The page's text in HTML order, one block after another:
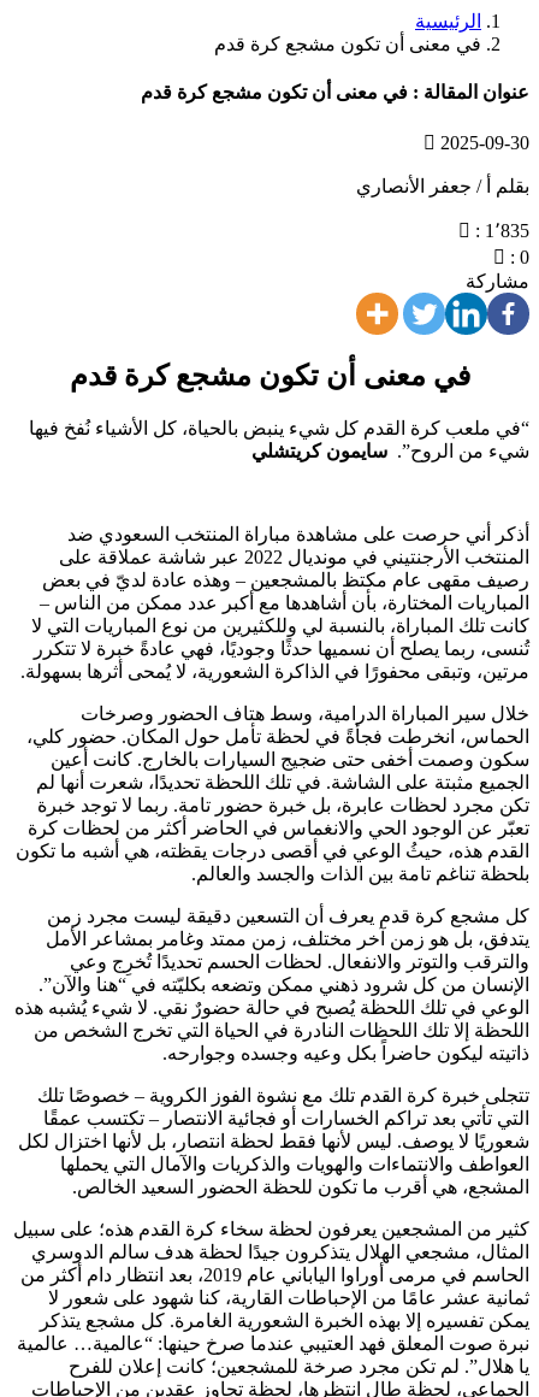
الرئيسية
في معنى أن تكون مشجع كرة قدم
عنوان المقالة : في معنى أن تكون مشجع كرة قدم
2025-09-30
بقلم أ / جعفر الأنصاري
: 1٬835
: 0
مشاركة
في معنى أن تكون مشجع كرة قدم
“في ملعب كرة القدم كل شيء ينبض بالحياة، كل الأشياء نُفخ فيها
شيء من الروح”. سايمون كريتشلي
أذكر أني حرصت على مشاهدة مباراة المنتخب السعودي ضد
المنتخب الأرجنتيني في مونديال 2022 عبر شاشة عملاقة على
رصيف مقهى عام مكتظ بالمشجعين – وهذه عادة لديّ في بعض
المباريات المختارة، بأن أشاهدها مع أكبر عدد ممكن من الناس –
كانت تلك المباراة، بالنسبة لي وللكثيرين من نوع المباريات التي لا
تُنسى، ربما يصلح أن نسميها حدثًا وجوديًا، فهي عادةً خبرة لا تتكرر
مرتين، وتبقى محفورًا في الذاكرة الشعورية، لا يُمحى أثرها بسهولة.
خلال سير المباراة الدرامية، وسط هتاف الحضور وصرخات
الحماس، انخرطت فجأةً في لحظة تأمل حول المكان. حضور كلي،
سكون وصمت أخفى حتى ضجيج السيارات بالخارج. كانت أعين
الجميع مثبتة على الشاشة. في تلك اللحظة تحديدًا، شعرت أنها لم
تكن مجرد لحظات عابرة، بل خبرة حضور تامة. ربما لا توجد خبرة
تعبّر عن الوجود الحي والانغماس في الحاضر أكثر من لحظات كرة
القدم هذه، حيثُ الوعي في أقصى درجات يقظته، هي أشبه ما تكون
بلحظة تناغم تامة بين الذات والجسد والعالم.
كل مشجع كرة قدم يعرف أن التسعين دقيقة ليست مجرد زمن
يتدفق، بل هو زمن آخر مختلف، زمن ممتد وغامر بمشاعر الأمل
والترقب والتوتر والانفعال. لحظات الحسم تحديدًا تُخرِج وعي
الإنسان من كل شرود ذهني ممكن وتضعه بكليّته في “هنا والآن”.
الوعي في تلك اللحظة يُصبح في حالة حضورٌ نقي. لا شيء يُشبه هذه
اللحظة إلا تلك اللحظات النادرة في الحياة التي تخرج الشخص من
ذاتيته ليكون حاضراً بكل وعيه وجسده وجوارحه.
تتجلى خبرة كرة القدم تلك مع نشوة الفوز الكروية – خصوصًا تلك
التي تأتي بعد تراكم الخسارات أو فجائية الانتصار – تكتسب عمقًا
شعوريًا لا يوصف. ليس لأنها فقط لحظة انتصار، بل لأنها اختزال لكل
العواطف والانتماءات والهويات والذكريات والآمال التي يحملها
المشجع، هي أقرب ما تكون للحظة الحضور السعيد الخالص.
كثير من المشجعين يعرفون لحظة سخاء كرة القدم هذه؛ على سبيل
المثال، مشجعي الهلال يتذكرون جيدًا لحظة هدف سالم الدوسري
الحاسم في مرمى أوراوا الياباني عام 2019، بعد انتظار دام أكثر من
ثمانية عشر عامًا من الإحباطات القارية، كنا شهود على شعور لا
يمكن تفسيره إلا بهذه الخبرة الشعورية الغامرة. كل مشجع يتذكر
نبرة صوت المعلق فهد العتيبي عندما صرخ حينها: “عالمية… عالمية
يا هلال”. لم تكن مجرد صرخة للمشجعين؛ كانت إعلان للفرح
الجماعي، لحظة طال انتظرها، لحظة تجاوز عقدين من الإحباطات